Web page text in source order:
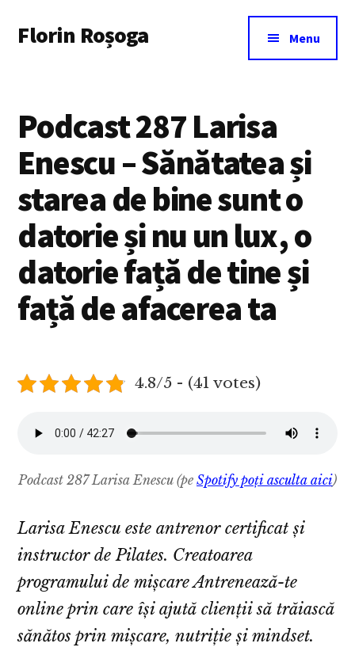
main
menu
Florin Roșoga Menu
Podcast 287 Larisa
Enescu – Sănătatea și
starea de bine sunt o
datorie și nu un lux, o
datorie față de tine și
față de afacerea ta
4.8/5 - (41 votes)
Podcast 287 Larisa Enescu (pe Spotify poți asculta aici)
Larisa Enescu este antrenor certificat și
instructor de Pilates. Creatoarea
programului de mișcareAntrenează-te
onlineprin care își ajută clienții să trăiască
sănătos prin mișcare, nutriție și mindset.